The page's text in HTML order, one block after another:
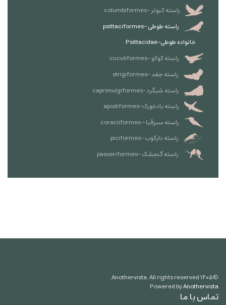
راسته کبوتر -columbiformes
راسته طوطی -psittaciformes
خانواده طوطی-Psittacidae
راسته کوکو -cuculiformes
راسته جغد -strigiformes
راسته شبگرد -caprimulgiformes
راسته بادخورک-apodiformes
راسته سبزقبا - coraciiformes
راسته دارکوب -piciformes
راسته گنجشک -passeriformes
©۱۴۰۵
Powered byAnothervista
تماس با ما